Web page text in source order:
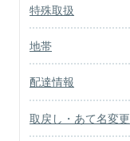
特殊取扱
地帯
配達情報
取戻し・あて名変更